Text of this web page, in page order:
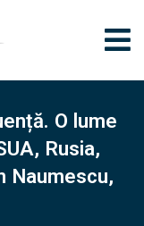
O lume
Rusia,
Naumescu,